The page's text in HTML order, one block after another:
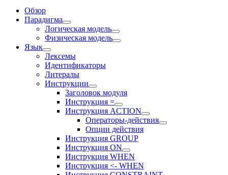
Обзор
Парадигма
Логическая модель
Физическая модель
Язык
Лексемы
Идентификаторы
Литералы
Инструкции
Заголовок модуля
Инструкция =
Инструкция ACTION
Операторы-действия
Опции действия
Инструкция GROUP
Инструкция ON
Инструкция WHEN
Инструкция <- WHEN